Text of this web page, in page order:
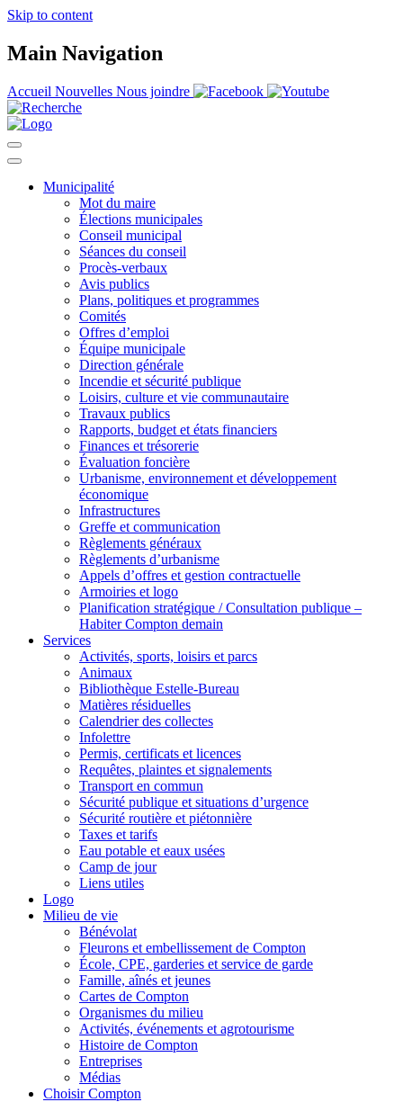
Skip to content
Main Navigation
Accueil Nouvelles Nous joindre
Municipalité
Mot du maire
Élections municipales
Conseil municipal
Séances du conseil
Procès-verbaux
Avis publics
Plans, politiques et programmes
Comités
Offres d’emploi
Équipe municipale
Direction générale
Incendie et sécurité publique
Loisirs, culture et vie communautaire
Travaux publics
Rapports, budget et états financiers
Finances et trésorerie
Évaluation foncière
Urbanisme, environnement et développement
économique
Infrastructures
Greffe et communication
Règlements généraux
Règlements d’urbanisme
Appels d’offres et gestion contractuelle
Armoiries et logo
Planification stratégique / Consultation publique –
Habiter Compton demain
Services
Activités, sports, loisirs et parcs
Animaux
Bibliothèque Estelle-Bureau
Matières résiduelles
Calendrier des collectes
Infolettre
Permis, certificats et licences
Requêtes, plaintes et signalements
Transport en commun
Sécurité publique et situations d’urgence
Sécurité routière et piétonnière
Taxes et tarifs
Eau potable et eaux usées
Camp de jour
Liens utiles
Logo
Milieu de vie
Bénévolat
Fleurons et embellissement de Compton
École, CPE, garderies et service de garde
Famille, aînés et jeunes
Cartes de Compton
Organismes du milieu
Activités, événements et agrotourisme
Histoire de Compton
Entreprises
Médias
Choisir Compton